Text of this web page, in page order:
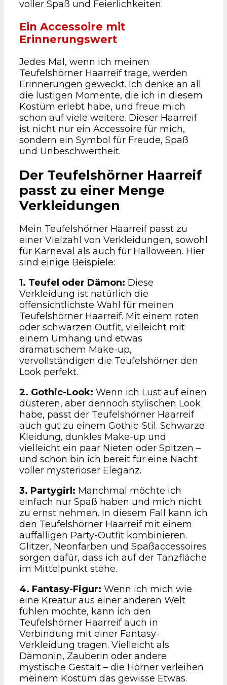
voller Spaß und Feierlichkeiten.
Ein Accessoire mit
Erinnerungswert
Jedes Mal, wenn ich meinen
Teufelshörner Haarreif trage, werden
Erinnerungen geweckt. Ich denke an all
die lustigen Momente, die ich in diesem
Kostüm erlebt habe, und freue mich
schon auf viele weitere. Dieser Haarreif
ist nicht nur ein Accessoire für mich,
sondern ein Symbol für Freude, Spaß
und Unbeschwertheit.
Der Teufelshörner Haarreif
passt zu einer Menge
Verkleidungen
Mein Teufelshörner Haarreif passt zu
einer Vielzahl von Verkleidungen, sowohl
für Karneval als auch für Halloween. Hier
sind einige Beispiele:
1. Teufel oder Dämon: Diese
Verkleidung ist natürlich die
offensichtlichste Wahl für meinen
Teufelshörner Haarreif. Mit einem roten
oder schwarzen Outfit, vielleicht mit
einem Umhang und etwas
dramatischem Make-up,
vervollständigen die Teufelshörner den
Look perfekt.
2. Gothic-Look: Wenn ich Lust auf einen
düsteren, aber dennoch stylischen Look
habe, passt der Teufelshörner Haarreif
auch gut zu einem Gothic-Stil. Schwarze
Kleidung, dunkles Make-up und
vielleicht ein paar Nieten oder Spitzen –
und schon bin ich bereit für eine Nacht
voller mysteriöser Eleganz.
3. Partygirl: Manchmal möchte ich
einfach nur Spaß haben und mich nicht
zu ernst nehmen. In diesem Fall kann ich
den Teufelshörner Haarreif mit einem
auffälligen Party-Outfit kombinieren.
Glitzer, Neonfarben und Spaßaccessoires
sorgen dafür, dass ich auf der Tanzfläche
im Mittelpunkt stehe.
4. Fantasy-Figur: Wenn ich mich wie
eine Kreatur aus einer anderen Welt
fühlen möchte, kann ich den
Teufelshörner Haarreif auch in
Verbindung mit einer Fantasy-
Verkleidung tragen. Vielleicht als
Dämonin, Zauberin oder andere
mystische Gestalt – die Hörner verleihen
meinem Kostüm das gewisse Etwas.